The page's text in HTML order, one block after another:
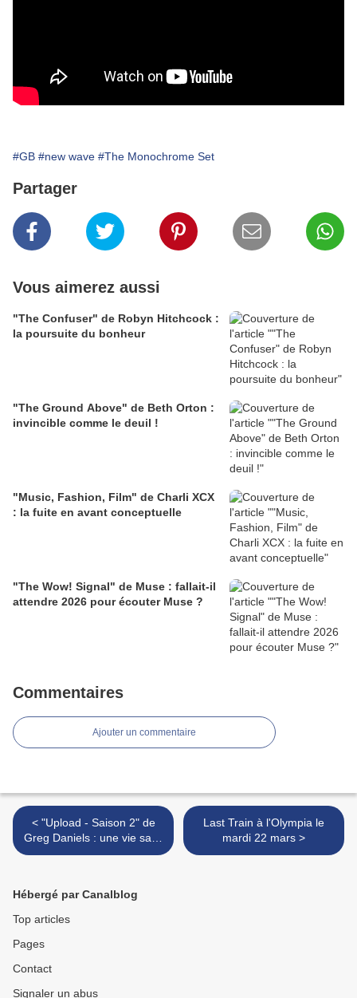
#GB #new wave #The Monochrome Set
Partager
Vous aimerez aussi
"The Confuser" de Robyn Hitchcock :
la poursuite du bonheur
"The Ground Above" de Beth Orton :
invincible comme le deuil !
"Music, Fashion, Film" de Charli XCX
: la fuite en avant conceptuelle
"The Wow! Signal" de Muse : fallait-il
attendre 2026 pour écouter Muse ?
Commentaires
Ajouter un commentaire
< "Upload - Saison 2" de
Greg Daniels : une vie sans
fin...
Last Train à l'Olympia le
mardi 22 mars >
Hébergé par Canalblog
Top articles
Pages
Contact
Signaler un abus